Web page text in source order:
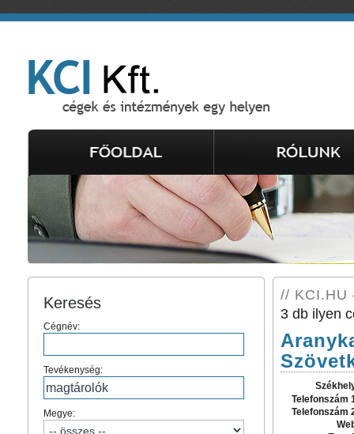
Keresés
Cégnév:
Tevékenység:
Megye:
// KCI.HU
3 db ilyen
Telefonszám
Telefonszám